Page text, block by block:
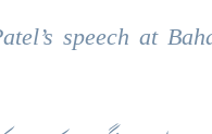
speech at